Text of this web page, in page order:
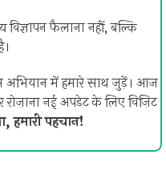
विज्ञापन फैलाना नहीं, बल्कि
अभियान में हमारे साथ जुड़ें। आज
नई अपडेट के लिए विज़िट
हमारी पहचान!